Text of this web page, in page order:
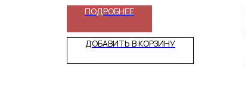
ПОДРОБНЕЕ
ДОБАВИТЬ В КОРЗИНУ